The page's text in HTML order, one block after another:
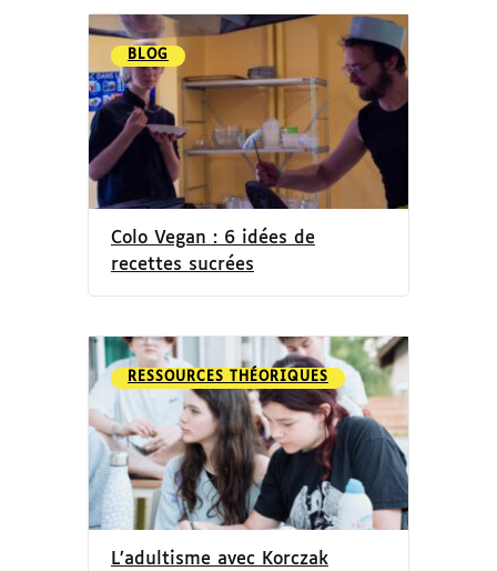
BLOG
Colo Vegan : 6 idées de
recettes sucrées
RESSOURCES THÉORIQUES
L’adultisme avec Korczak